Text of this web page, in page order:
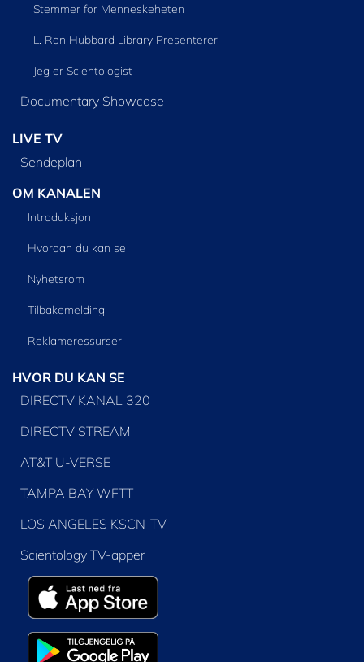
Stemmer for Menneskeheten
L. Ron Hubbard Library Presenterer
Jeg er Scientologist
Documentary Showcase
LIVE TV
Sendeplan
OM KANALEN
Introduksjon
Hvordan du kan se
Nyhetsrom
Tilbakemelding
Reklameressurser
HVOR DU KAN SE
DIRECTV KANAL 320
DIRECTV STREAM
AT&T U-VERSE
TAMPA BAY WFTT
LOS ANGELES KSCN-TV
Scientology TV-apper